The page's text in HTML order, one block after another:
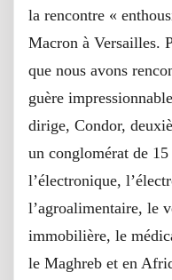
la rencontre «
Macron à Versailles.
que nous avons
guère
dirige, Condor,
un conglomérat de
l’électronique,
l’agroalimentaire, le
immobilière, le
le Maghreb et en